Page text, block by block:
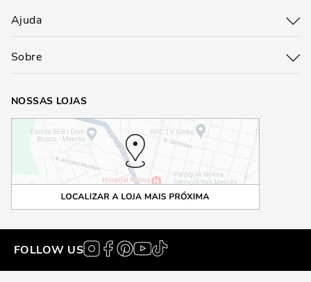
Ajuda
Sobre
NOSSAS LOJAS
FOLLOW US